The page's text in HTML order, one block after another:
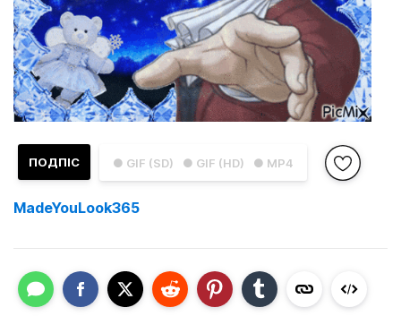
● GIF (SD) ● GIF (HD) ● MP4
ПОДПІС
MadeYouLook365